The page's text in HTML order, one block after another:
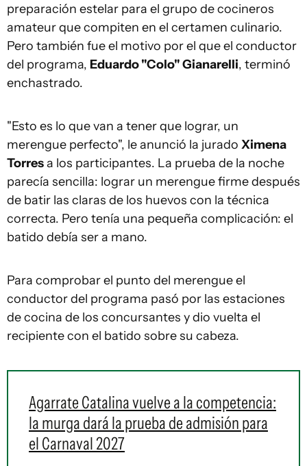
preparación estelar para el grupo de cocineros
amateur que compiten en el certamen culinario.
Pero también fue el motivo por el que el conductor
del programa, Eduardo "Colo" Gianarelli, terminó
enchastrado.
"Esto es lo que van a tener que lograr, un
merengue perfecto", le anunció la jurado Ximena
Torresa los participantes. La prueba de la noche
parecía sencilla: lograr un merengue firme después
de batir las claras de los huevos con la técnica
correcta. Pero tenía una pequeña complicación: el
batido debía ser a mano.
Para comprobar el punto del merengue el
conductor del programa pasó por las estaciones
de cocina de los concursantes y dio vuelta el
recipiente con el batido sobre su cabeza.
Agarrate Catalina vuelve a la competencia:
la murga dará la prueba de admisión para
el Carnaval 2027